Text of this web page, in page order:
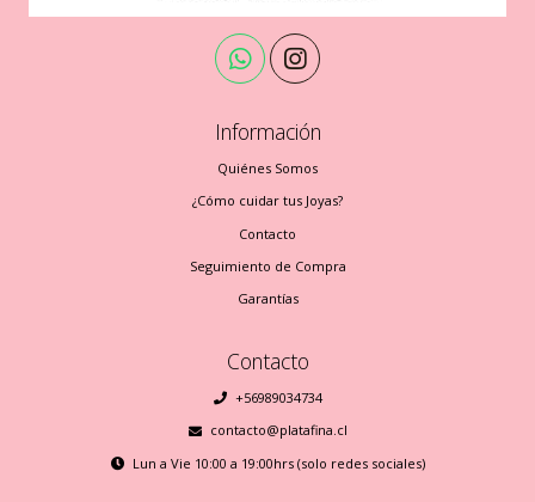
Información
Quiénes Somos
¿Cómo cuidar tus Joyas?
Contacto
Seguimiento de Compra
Garantías
Contacto
+56989034734
contacto@platafina.cl
Lun a Vie 10:00 a 19:00hrs (solo redes sociales)